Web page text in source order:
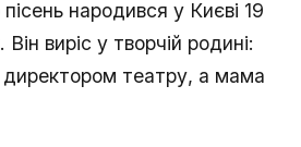
народився у Києві 19
виріс у творчій родині:
театру, а мама